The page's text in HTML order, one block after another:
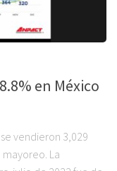
en México
vendieron 3,029
La